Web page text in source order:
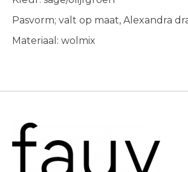
Pasvorm; valt op maat, Alexandra
Materiaal: wolmix